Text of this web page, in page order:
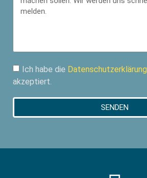
Ich habe die Datenschutzerklärung
akzeptiert.
SENDEN